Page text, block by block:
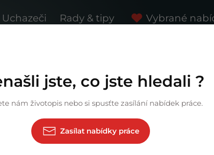
Uchazeči Rady & tipy Vybrané
jste, co jste hledali ?
nám životopis nebo si spusťte zasílání nabídek práce.
Zasílat nabídky práce